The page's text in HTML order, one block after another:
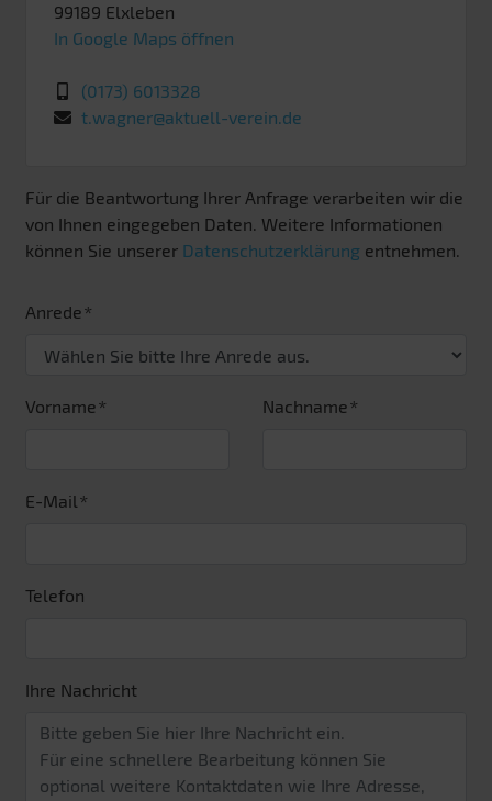
99189 Elxleben
In Google Maps öffnen
(0173) 6013328
t.wagner@aktuell-verein.de
Für die Beantwortung Ihrer Anfrage verarbeiten wir die
von Ihnen eingegeben Daten. Weitere Informationen
können Sie unserer Datenschutzerklärung entnehmen.
Anrede
Vorname Nachname
E-Mail
Telefon
Ihre Nachricht